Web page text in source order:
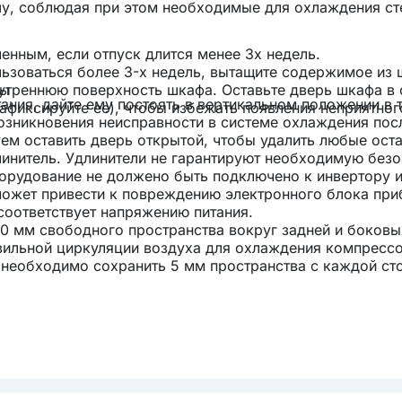
соблюдая при этом необходимые для охлаждения
если отпуск длится менее 3х недель.
более 3-х недель, вытащите содержимое из
поверхность шкафа. Оставьте дверь шкафа в
ее), чтобы избежать появления
дайте ему постоять в вертикальном положении в
неисправности в системе охлаждения
оставить дверь открытой, чтобы удалить любые
Удлинители не гарантируют необходимую
не должено быть подключено к инвертору
привести к повреждению электронного блока
напряжению питания.
мм свободного пространства вокруг задней и
циркуляции воздуха для охлаждения
сохранить 5 мм пространства с каждой